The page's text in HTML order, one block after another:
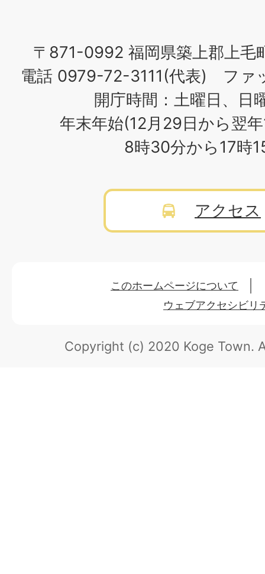
〒871-0992 福岡県築上郡上毛
電話 0979-72-3111(代表) ファ
開庁時間：土曜日、日
年末年始(12月29日から翌
8時30分から17時
アクセス
このホームページについて
ウェブアクセシビリ
Copyright (c) 2020 Koge Town.